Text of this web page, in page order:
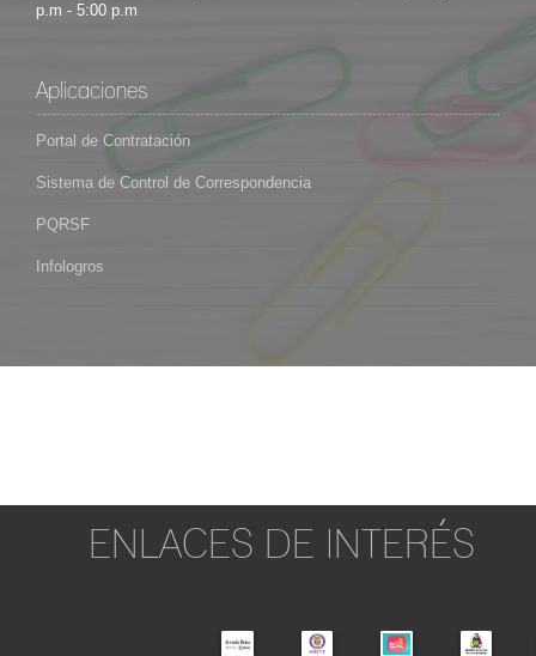
p.m - 5:00 p.m
Aplicaciones
Portal de Contratación
Sistema de Control de Correspondencia
PQRSF
Infologros
ENLACES DE INTERÉS